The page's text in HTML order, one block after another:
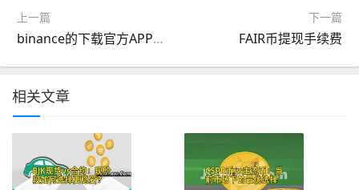
上一篇
binance的下载官方APP(v6.1.39)_binance还能交易么
下一篇
FAIR币提现手续费
相关文章